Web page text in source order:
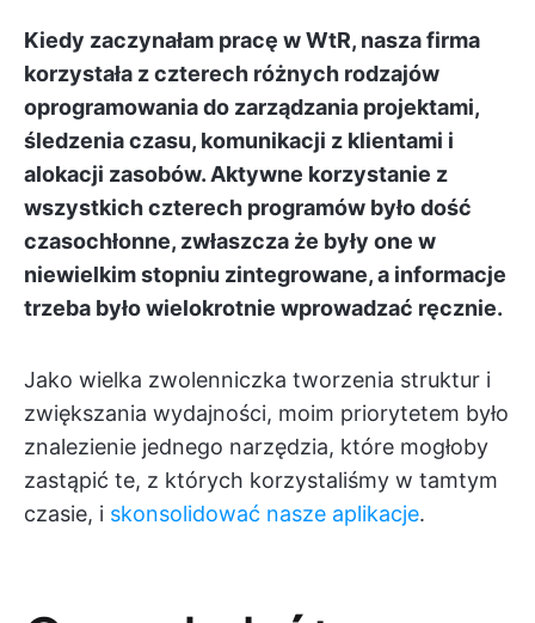
Kiedy zaczynałam pracę w WtR, nasza firma
korzystała z czterech różnych rodzajów
oprogramowania do zarządzania projektami,
śledzenia czasu, komunikacji z klientami i
alokacji zasobów. Aktywne korzystanie z
wszystkich czterech programów było dość
czasochłonne, zwłaszcza że były one w
niewielkim stopniu zintegrowane, a informacje
trzeba było wielokrotnie wprowadzać ręcznie.
Jako wielka zwolenniczka tworzenia struktur i
zwiększania wydajności, moim priorytetem było
znalezienie jednego narzędzia, które mogłoby
zastąpić te, z których korzystaliśmy w tamtym
czasie, i skonsolidować nasze aplikacje.